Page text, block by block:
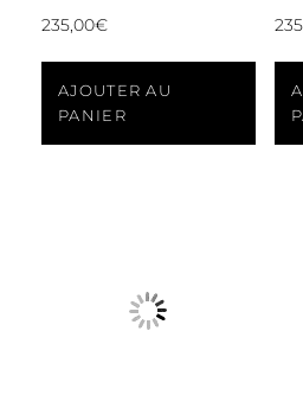
235,00€
AJOUTER AU
PANIER